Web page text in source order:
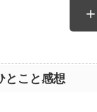
とこと感想